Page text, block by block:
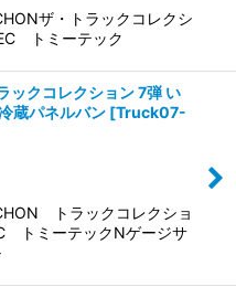
ザ・トラックコレクシ
トミーテック
クコレクション 7弾 い
蔵パネルバン [Truck07-
トラックコレクショ
トミーテックNゲージサ